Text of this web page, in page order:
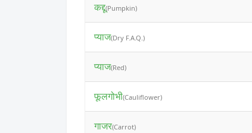
कद्दू(Pumpkin)
प्याज(Dry F.A.Q.)
प्याज(Red)
फूलगोभी(Cauliflower)
गाजर(Carrot)